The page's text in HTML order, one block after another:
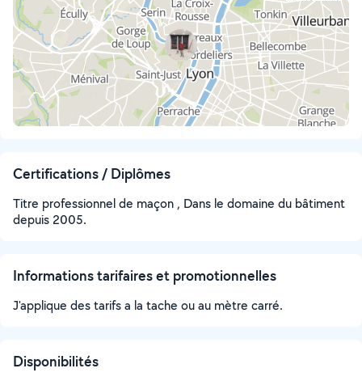
Certifications / Diplômes
Titre professionnel de maçon , Dans le domaine du bâtiment
depuis 2005.
Informations tarifaires et promotionnelles
J'applique des tarifs a la tache ou au mètre carré.
Disponibilités